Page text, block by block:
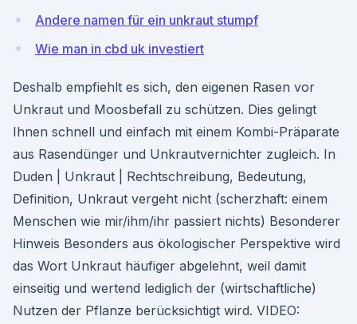
Andere namen für ein unkraut stumpf
Wie man in cbd uk investiert
Deshalb empfiehlt es sich, den eigenen Rasen vor
Unkraut und Moosbefall zu schützen. Dies gelingt
Ihnen schnell und einfach mit einem Kombi-Präparate
aus Rasendünger und Unkrautvernichter zugleich. In
Duden | Unkraut | Rechtschreibung, Bedeutung,
Definition, Unkraut vergeht nicht (scherzhaft: einem
Menschen wie mir/ihm/ihr passiert nichts) Besonderer
Hinweis Besonders aus ökologischer Perspektive wird
das Wort Unkraut häufiger abgelehnt, weil damit
einseitig und wertend lediglich der (wirtschaftliche)
Nutzen der Pflanze berücksichtigt wird. VIDEO: